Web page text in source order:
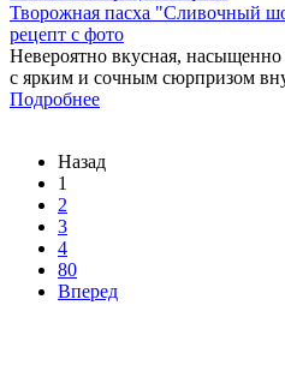
Творожная пасха "Сливочный
рецепт с фото
Невероятно вкусная,
с ярким и сочным сюрпризом
Подробнее
Назад
1
2
3
4
80
Вперед